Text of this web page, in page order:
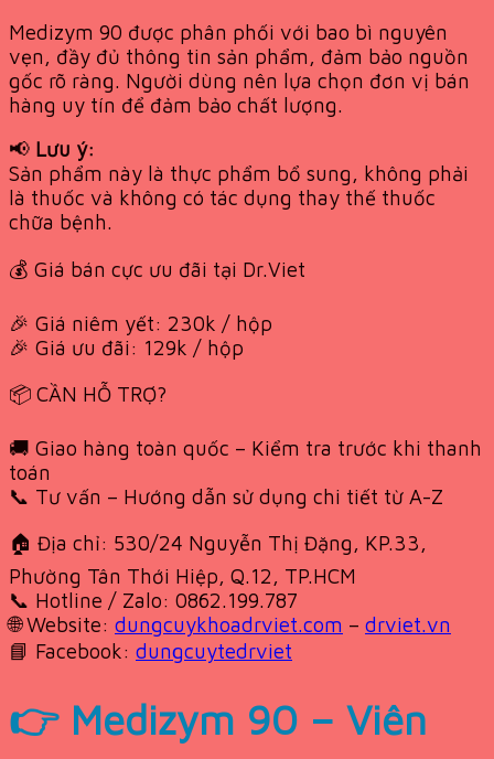
Medizym 90 được phân phối với bao bì nguyên
vẹn, đầy đủ thông tin sản phẩm, đảm bảo nguồn
gốc rõ ràng. Người dùng nên lựa chọn đơn vị bán
hàng uy tín để đảm bảo chất lượng.
📢 Lưu ý:
Sản phẩm này là thực phẩm bổ sung, không phải
là thuốc và không có tác dụng thay thế thuốc
chữa bệnh.
💰 Giá bán cực ưu đãi tại Dr.Viet
🎉 Giá niêm yết: 230k / hộp
🎉 Giá ưu đãi: 129k / hộp
📦 CẦN HỖ TRỢ?
🚚 Giao hàng toàn quốc – Kiểm tra trước khi thanh
toán
📞 Tư vấn – Hướng dẫn sử dụng chi tiết từ A-Z
🏠 Địa chỉ: 530/24 Nguyễn Thị Đặng, KP.33,
Phường Tân Thới Hiệp, Q.12, TP.HCM
📞 Hotline / Zalo: 0862.199.787
🌐 Website: dungcuykhoadrviet.com – drviet.vn
📘 Facebook: dungcuytedrviet
👉 Medizym 90 – Viên